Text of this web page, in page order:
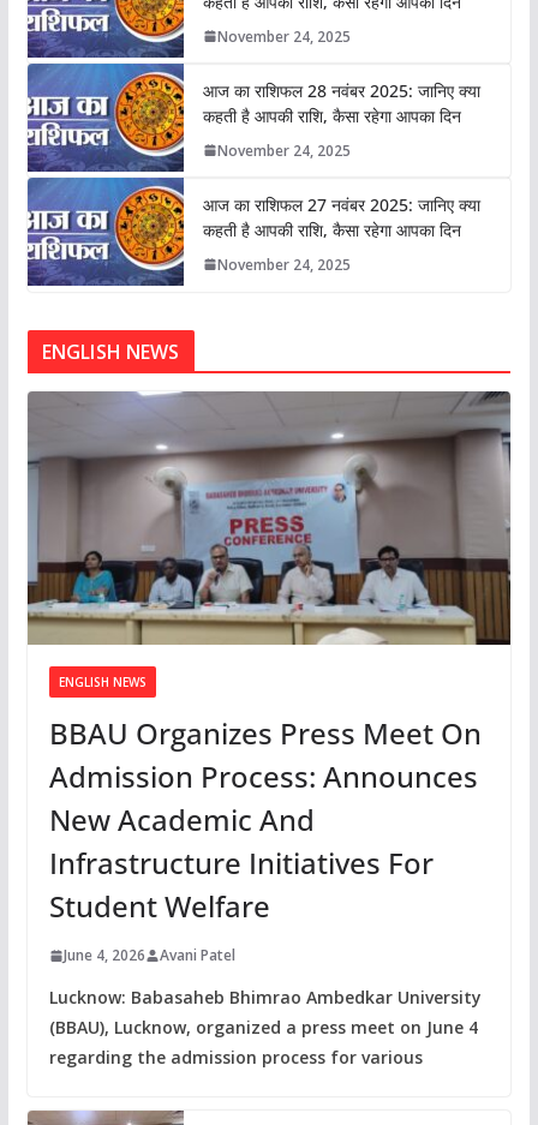
November 24, 2025
आज का राशिफल 28 नवंबर 2025: जानिए क्या
कहती है आपकी राशि, कैसा रहेगा आपका दिन
November 24, 2025
आज का राशिफल 27 नवंबर 2025: जानिए क्या
कहती है आपकी राशि, कैसा रहेगा आपका दिन
November 24, 2025
ENGLISH NEWS
ENGLISH NEWS
BBAU Organizes Press Meet On
Admission Process: Announces
New Academic And
Infrastructure Initiatives For
Student Welfare
June 4, 2026 Avani Patel
Lucknow: Babasaheb Bhimrao Ambedkar University
(BBAU), Lucknow, organized a press meet on June 4
regarding the admission process for various